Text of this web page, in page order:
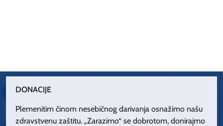
DONACIJE
Plemenitim činom nesebičnog darivanja osnažimo našu
zdravstvenu zaštitu. „Zarazimo“ se dobrotom, donirajmo